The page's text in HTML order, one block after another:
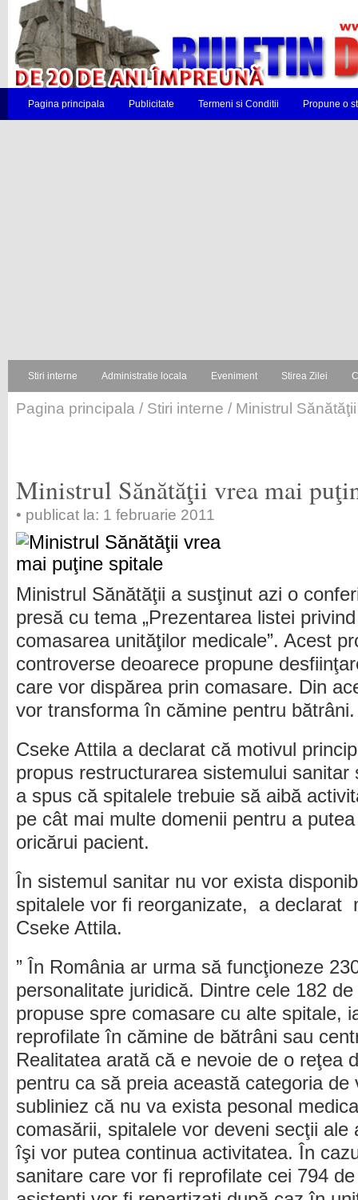
Pagina principala Publicitate Termeni si Conditii Propune o
Stiri interne Administratie locala Eveniment Stirea Zilei
Pagina principala / Stiri interne / Ministrul
Ministrul Sănătăţii vrea mai
• publicat la: 1 februarie 2011
Ministrul Sănătăţii a susţinut azi o
presă cu tema „Prezentarea listei privind
comasarea unităţilor medicale”. Acest
controverse deoarece propune
care vor dispărea prin comasare. Din
vor transforma în cămine pentru bătrâni.
Cseke Attila a declarat că motivul
propus restructurarea sistemului sanitar
a spus că spitalele trebuie să aibă
pe cât mai multe domenii pentru a
oricărui pacient.
În sistemul sanitar nu vor exista
spitalele vor fi reorganizate, a declarat
Cseke Attila.
” În România ar urma să funcţioneze
personalitate juridică. Dintre cele 182
propuse spre comasare cu alte spitale,
reprofilate în cămine de bătrâni sau
Realitatea arată că e nevoie de o reţea
pentru ca să preia această categoria de
subliniez că nu va exista pesonal
comasării, spitalele vor deveni secţii
îşi vor putea continua activitatea. În
sanitare care vor fi reprofilate cei 794